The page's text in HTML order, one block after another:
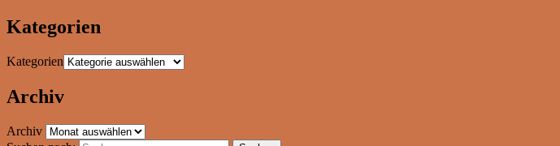
Kategorien
Kategorien
Archiv
Archiv